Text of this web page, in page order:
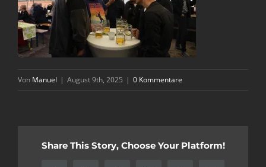
Von Manuel | August 9th, 2025 | 0 Kommentare
Share This Story, Choose Your Platform!